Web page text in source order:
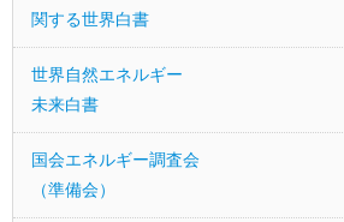
関する世界白書
世界自然エネルギー
未来白書
国会エネルギー調査会
（準備会）